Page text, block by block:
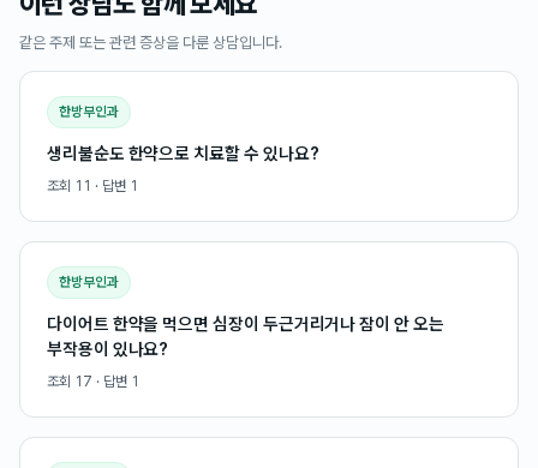
같은 주제 또는 관련 증상을 다룬 상담입니다.
한방부인과
생리불순도 한약으로 치료할 수 있나요?
조회 11 · 답변 1
한방부인과
다이어트 한약을 먹으면 심장이 두근거리거나 잠이 안 오는
부작용이 있나요?
조회 17 · 답변 1